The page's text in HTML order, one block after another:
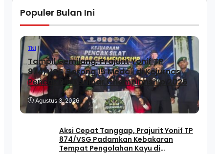
Populer Bulan Ini
TNI
Tampil Gemilang, Prajurit Yonif TP
874/VSG Borong 15 Medali di Kejurnas
Pencak Silat Sulbar Championship 2026
Agustus 3, 2026
Aksi Cepat Tanggap, Prajurit Yonif TP
874/VSG Padamkan Kebakaran
Tempat Pengolahan Kayu di